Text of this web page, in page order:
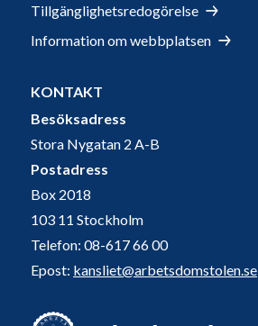
Tillgänglighetsredogörelse
Information om webbplatsen
KONTAKT
Besöksadress
Stora Nygatan 2 A-B
Postadress
Box 2018
103 11 Stockholm
Telefon: 08-617 66 00
Epost: kansliet@arbetsdomstolen.se